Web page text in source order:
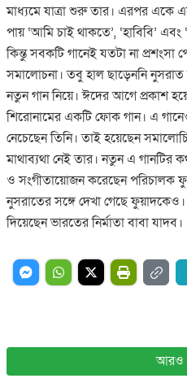
মাধ্যমে যাত্রা শুরু তার। এরপর একে
পায় ‘আমি চাই থাকতে’, ‘হাবিবি’
কিন্তু সবকটি গানেই যতটা না প্রশংসা
সমালোচনা। তবু হাল ছাড়েননি
নতুন গান নিয়ে। ঈদের আগে প্রকাশ
শিরোনামের একটি ফোক গান। এ
নেচেছেন তিনি। তাই হয়েছেন
মাথাব্যথা নেই তার। নতুন এ গানটির
ও সংগীতায়োজন করেছেন পরিচালক
নুসরাতের সঙ্গে দেখা গেছে
দিয়েছেন ভারতের নির্মাতা বাবা যাদব।
আরও